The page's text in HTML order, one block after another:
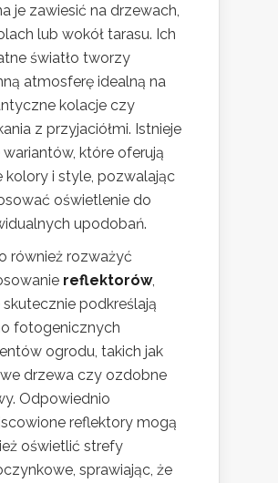
je zawiesić na drzewach,
lub wokół tarasu. Ich
światło tworzy
atmosferę idealną na
kolacje czy
z przyjaciółmi. Istnieje
wariantów, które oferują
kolory i style, pozwalając
oświetlenie do
upodobań.
również rozważyć
reflektorów,
podkreślają
fotogenicznych
ogrodu, takich jak
drzewa czy ozdobne
Odpowiednio
reflektory mogą
oświetlić strefy
sprawiając, że